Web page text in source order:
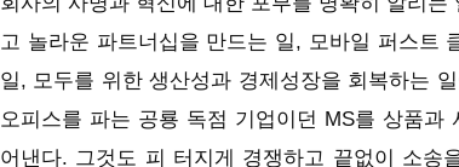
고 놀라운 파트너십을 만드는 일, 모바일 퍼스트
일, 모두를 위한 생산성과 경제성장을 회복하는
오피스를 파는 공룡 독점 기업이던 MS를 상품과
어낸다. 그것도 피 터지게 경쟁하고 끝없이 소송